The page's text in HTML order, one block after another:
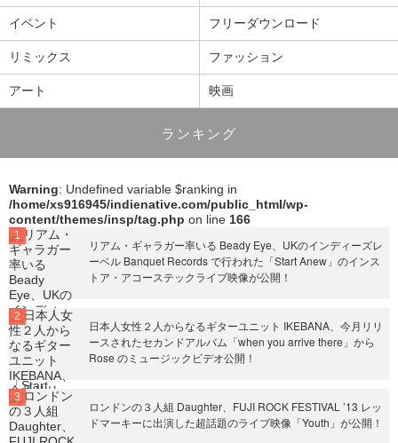
イベント フリーダウンロード
リミックス ファッション
アート 映画
ランキング
Warning: Undefined variable $ranking in
/home/xs916945/indienative.com/public_html/wp-
content/themes/insp/tag.php on line 166
リアム・ギャラガー率いる Beady Eye、UKのインディーズレ
ーベル Banquet Records で行われた「Start Anew」のインス
トア・アコーステックライブ映像が公開！
日本人女性２人からなるギターユニット IKEBANA、今月リリ
ースされたセカンドアルバム「when you arrive there」から
Rose のミュージックビデオ公開！
ロンドンの３人組 Daughter、FUJI ROCK FESTIVAL ’13 レッ
ドマーキーに出演した超話題のライブ映像「Youth」が公開！